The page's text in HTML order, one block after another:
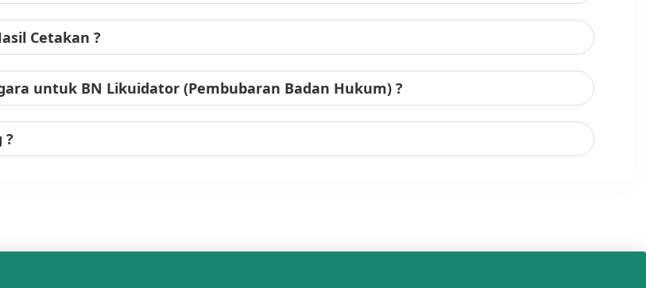
Cetakan ?
untuk BN Likuidator (Pembubaran Badan Hukum) ?
?